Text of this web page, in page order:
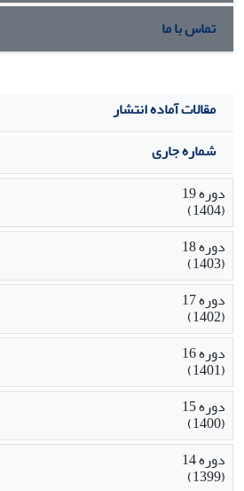
تماس با ما
مقالات آماده انتشار
شماره جاری
دوره 19
(1404)
دوره 18
(1403)
دوره 17
(1402)
دوره 16
(1401)
دوره 15
(1400)
دوره 14
(1399)